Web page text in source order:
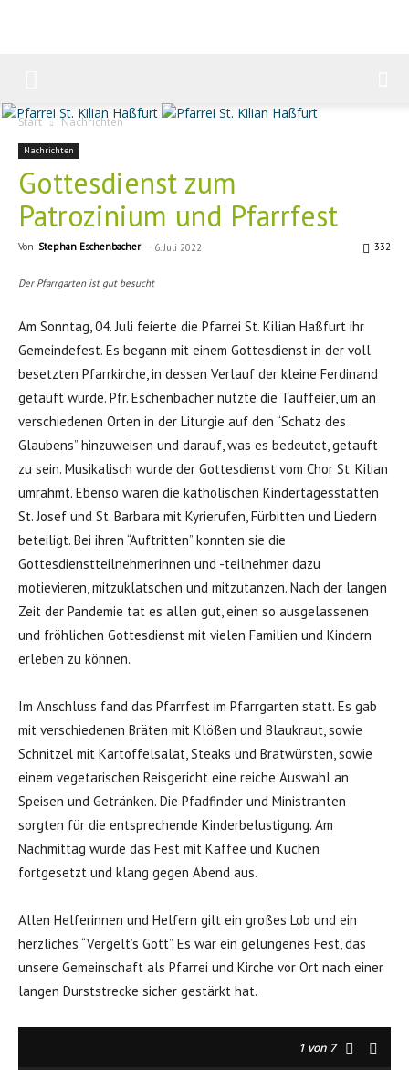
Start Nachrichten
Nachrichten
Gottesdienst zum
Patrozinium und Pfarrfest
Von Stephan Eschenbacher - 6. Juli 2022 332
Der Pfarrgarten ist gut besucht
Am Sonntag, 04. Juli feierte die Pfarrei St. Kilian Haßfurt ihr
Gemeindefest. Es begann mit einem Gottesdienst in der voll
besetzten Pfarrkirche, in dessen Verlauf der kleine Ferdinand
getauft wurde. Pfr. Eschenbacher nutzte die Tauffeier, um an
verschiedenen Orten in der Liturgie auf den “Schatz des
Glaubens” hinzuweisen und darauf, was es bedeutet, getauft
zu sein. Musikalisch wurde der Gottesdienst vom Chor St. Kilian
umrahmt. Ebenso waren die katholischen Kindertagesstätten
St. Josef und St. Barbara mit Kyrierufen, Fürbitten und Liedern
beteiligt. Bei ihren “Auftritten” konnten sie die
Gottesdienstteilnehmerinnen und -teilnehmer dazu
motievieren, mitzuklatschen und mitzutanzen. Nach der langen
Zeit der Pandemie tat es allen gut, einen so ausgelassenen
und fröhlichen Gottesdienst mit vielen Familien und Kindern
erleben zu können.
Im Anschluss fand das Pfarrfest im Pfarrgarten statt. Es gab
mit verschiedenen Bräten mit Klößen und Blaukraut, sowie
Schnitzel mit Kartoffelsalat, Steaks und Bratwürsten, sowie
einem vegetarischen Reisgericht eine reiche Auswahl an
Speisen und Getränken. Die Pfadfinder und Ministranten
sorgten für die entsprechende Kinderbelustigung. Am
Nachmittag wurde das Fest mit Kaffee und Kuchen
fortgesetzt und klang gegen Abend aus.
Allen Helferinnen und Helfern gilt ein großes Lob und ein
herzliches “Vergelt’s Gott”. Es war ein gelungenes Fest, das
unsere Gemeinschaft als Pfarrei und Kirche vor Ort nach einer
langen Durststrecke sicher gestärkt hat.
1 von 7